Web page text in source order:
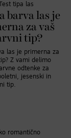
tipa las
barva las je
za vaš
tip?
las je primerna za
Z vami delimo
odtenke za
jesenski in
tip.
romantično